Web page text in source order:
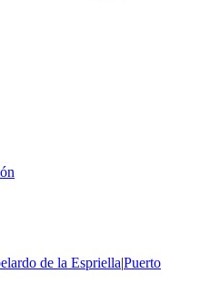
de la Espriella|Puerto